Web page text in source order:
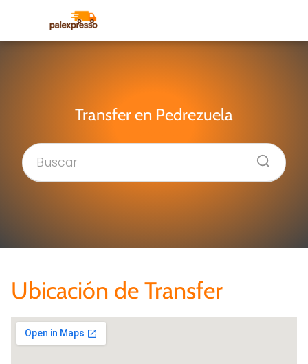
Transfer en Pedrezuela
Ubicación de Transfer